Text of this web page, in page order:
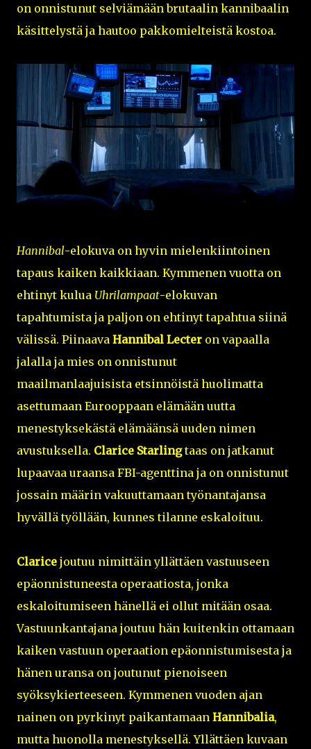
on onnistunut selviämään brutaalin kannibaalin
käsittelystä ja hautoo pakkomielteistä kostoa.
Hannibal-elokuva on hyvin mielenkiintoinen
tapaus kaiken kaikkiaan. Kymmenen vuotta on
ehtinyt kulua Uhrilampaat-elokuvan
tapahtumista ja paljon on ehtinyt tapahtua siinä
välissä. Piinaava Hannibal Lecter on vapaalla
jalalla ja mies on onnistunut
maailmanlaajuisista etsinnöistä huolimatta
asettumaan Eurooppaan elämään uutta
menestyksekästä elämäänsä uuden nimen
avustuksella. Clarice Starlingtaas on jatkanut
lupaavaa uraansa FBI-agenttina ja on onnistunut
jossain määrin vakuuttamaan työnantajansa
hyvällä työllään, kunnes tilanne eskaloituu.
Clarice joutuu nimittäin yllättäen vastuuseen
epäonnistuneesta operaatiosta, jonka
eskaloitumiseen hänellä ei ollut mitään osaa.
Vastuunkantajana joutuu hän kuitenkin ottamaan
kaiken vastuun operaation epäonnistumisesta ja
hänen uransa on joutunut pienoiseen
syöksykierteeseen. Kymmenen vuoden ajan
nainen on pyrkinyt paikantamaan Hannibalia,
mutta huonolla menestyksellä. Yllättäen kuvaan